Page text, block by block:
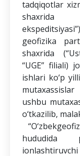
Korrupsiya
xatarlarini
aniqlash
baholash
uslubiyoti
Hisobatlar
Kontaktlar
tadqiqotlar
shaxrida
geofizika
shaxrida
“UGE” filiali)
ishlari ko‘p
ushbu
o‘tkazilib,
hududida